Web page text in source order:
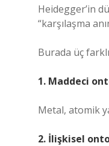
Heidegger’in
“karşılaşma
Burada üç
1. Maddeci
Metal, atomik
2. İlişkisel